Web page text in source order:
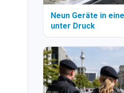
Neun Geräte in
unter Druck